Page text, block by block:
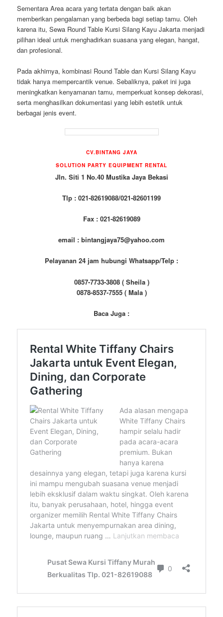
Sementara Area acara yang tertata dengan baik akan
memberikan pengalaman yang berbeda bagi setiap tamu. Oleh
karena itu, Sewa Round Table Kursi Silang Kayu Jakarta menjadi
pilihan ideal untuk menghadirkan suasana yang elegan, hangat,
dan profesional.
Pada akhirnya, kombinasi Round Table dan Kursi Silang Kayu
tidak hanya mempercantik venue. Sebaliknya, paket ini juga
meningkatkan kenyamanan tamu, memperkuat konsep dekorasi,
serta menghasilkan dokumentasi yang lebih estetik untuk
berbagai jenis event.
CV.BINTANG JAYA
SOLUTION PARTY EQUIPMENT RENTAL
Jln. Siti 1 No.40 Mustika Jaya Bekasi
Tlp : 021-82619088/021-82601199
Fax : 021-82619089
email : bintangjaya75@yahoo.com
Pelayanan 24 jam hubungi Whatsapp/Telp :
0857-7733-3808 ( Sheila )
0878-8537-7555 ( Mala )
Baca Juga :